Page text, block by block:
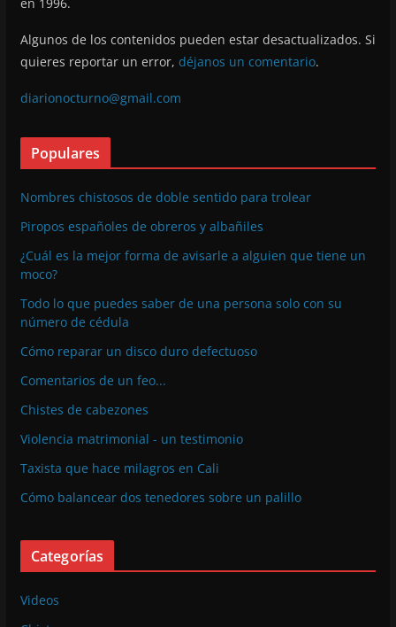
Algunos de los contenidos pueden estar desactualizados. Si
quieres reportar un error, déjanos un comentario.
diarionocturno@gmail.com
Populares
Nombres chistosos de doble sentido para trolear
Piropos españoles de obreros y albañiles
¿Cuál es la mejor forma de avisarle a alguien que tiene un
moco?
Todo lo que puedes saber de una persona solo con su
número de cédula
Cómo reparar un disco duro defectuoso
Comentarios de un feo...
Chistes de cabezones
Violencia matrimonial - un testimonio
Taxista que hace milagros en Cali
Cómo balancear dos tenedores sobre un palillo
Categorías
Videos